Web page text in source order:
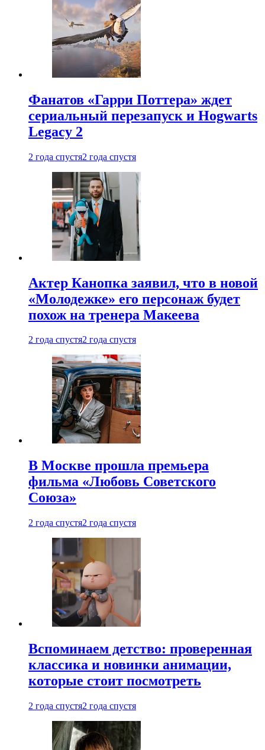
Фанатов «Гарри Поттера» ждет
сериальный перезапуск и Hogwarts
Legacy 2
2 года спустя2 года спустя
Актер Канопка заявил, что в новой
«Молодежке» его персонаж будет
похож на тренера Макеева
2 года спустя2 года спустя
В Москве прошла премьера
фильма «Любовь Советского
Союза»
2 года спустя2 года спустя
Вспоминаем детство: проверенная
классика и новинки анимации,
которые стоит посмотреть
2 года спустя2 года спустя